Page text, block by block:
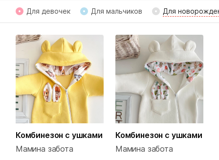
Для девочек Для мальчиков Для
Комбинезон с ушками
Мамина забота
Комбинезон с ушками
Мамина забота